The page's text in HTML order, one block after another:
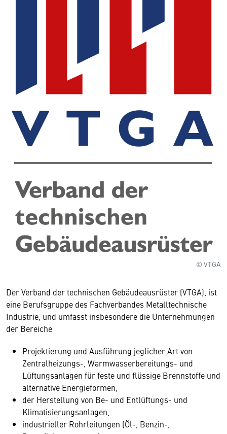
© VTGA
Der Verband der technischen Gebäudeausrüster (VTGA), ist
eine Berufsgruppe des Fachverbandes Metalltechnische
Industrie, und umfasst insbesondere die Unternehmungen
der Bereiche
Projektierung und Ausführung jeglicher Art von
Zentralheizungs-, Warmwasserbereitungs- und
Lüftungsanlagen für feste und flüssige Brennstoffe und
alternative Energieformen,
der Herstellung von Be- und Entlüftungs- und
Klimatisierungsanlagen,
industrieller Rohrleitungen (Öl-, Benzin-,